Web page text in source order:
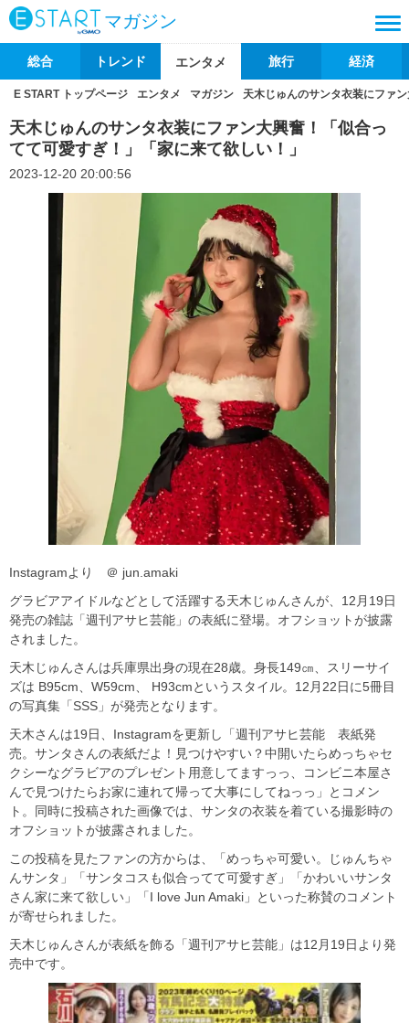
マガジン
総合 トレンド エンタメ 旅行 経済
E START トップページ エンタメ マガジン 天木じゅんのサンタ衣装にファ
天木じゅんのサンタ衣装にファン大興奮！「似合っ
てて可愛すぎ！」「家に来て欲しい！」
2023-12-20 20:00:56
Instagramより ＠ jun.amaki
グラビアアイドルなどとして活躍する天木じゅんさんが、12月19日
発売の雑誌「週刊アサヒ芸能」の表紙に登場。オフショットが披露
されました。
天木じゅんさんは兵庫県出身の現在28歳。身長149㎝、スリーサイ
ズは B95cm、W59cm、 H93cmというスタイル。12月22日に5冊目
の写真集「SSS」が発売となります。
天木さんは19日、Instagramを更新し「週刊アサヒ芸能 表紙発
売。サンタさんの表紙だよ！見つけやすい？中開いたらめっちゃセ
クシーなグラビアのプレゼント用意してますっっ、コンビニ本屋さ
んで見つけたらお家に連れて帰って大事にしてねっっ」とコメン
ト。同時に投稿された画像では、サンタの衣装を着ている撮影時の
オフショットが披露されました。
この投稿を見たファンの方からは、「めっちゃ可愛い。じゅんちゃ
んサンタ」「サンタコスも似合ってて可愛すぎ」「かわいいサンタ
さん家に来て欲しい」「I love Jun Amaki」といった称賛のコメント
が寄せられました。
天木じゅんさんが表紙を飾る「週刊アサヒ芸能」は12月19日より発
売中です。